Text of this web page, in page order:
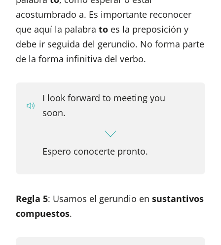
acostumbrado a. Es importante reconocer
que aquí la palabra to es la preposición y
debe ir seguida del gerundio. No forma parte
de la forma infinitiva del verbo.
I look forward to meeting you
soon.
Espero conocerte pronto.
Regla 5: Usamos el gerundio en sustantivos
compuestos.